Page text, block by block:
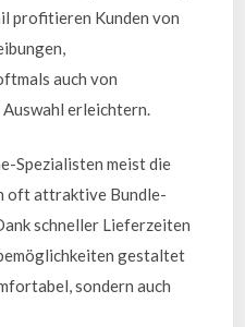
profitieren Kunden von
auch von
erleichtern.
Spezialisten meist die
oft attraktive Bundle-
schneller Lieferzeiten
gestaltet
sondern auch